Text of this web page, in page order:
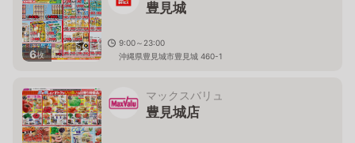
6枚
豊見城
9:00～23:00
沖縄県豊見城市豊見城 460-1
マックスバリュ
豊見城店